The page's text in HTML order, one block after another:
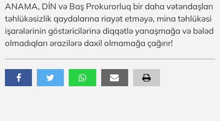
ANAMA, DİN və Baş Prokurorluq bir daha vətəndaşları
təhlükəsizlik qaydalarına riayət etməyə, mina təhlükəsi
işarələrinin göstəricilərinə diqqətlə yanaşmağa və bələd
olmadıqları ərazilərə daxil olmamağa çağırır!